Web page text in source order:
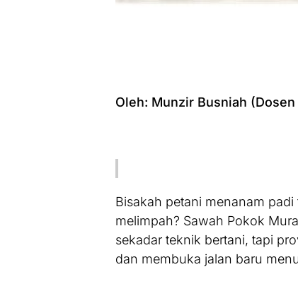
Oleh: Munzir Busniah
Bisakah petani menanam
melimpah? Sawah Pokok
sekadar teknik bertani, tapi
dan membuka jalan baru